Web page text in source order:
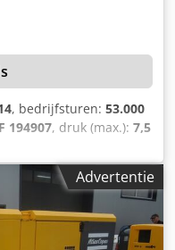
, bedrijfsturen: 53.000
194907, druk (max.): 7,5
355 kW As-
Csdsy Ia R Sjpfx
Atlas Copco
Maximale werkdruk:
Advertentie